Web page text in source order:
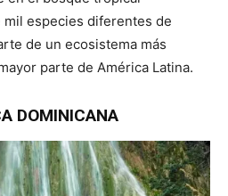
especies diferentes de
de un ecosistema más
parte de América Latina.
DOMINICANA